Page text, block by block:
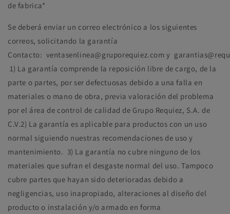
de fabrica*
Se deberá enviar un correo electrónico a los siguientes
correos, solicitando la garantía
Contacto: ventasenlinea@gruporequiez.com y
1) La garantía comprende la reposición libre de cargo, de la
parte o partes, por ser defectuosas debido a una falla en
materiales o mano de obra, previa valoración del problema
por el área de control de calidad de Grupo Requiez, S.A. de
C.V.2) La garantía es aplicable para productos con un uso
normal siguiendo nuestras recomendaciones de uso y
mantenimiento. 3) La garantía no cubre ninguno de los
materiales que sufran el desgaste normal del uso. Tampoco
cubre partes que hayan sido deterioradas debido a
negligencias, uso inapropiado, alteraciones al diseño del
producto o instalación y/o armado en forma